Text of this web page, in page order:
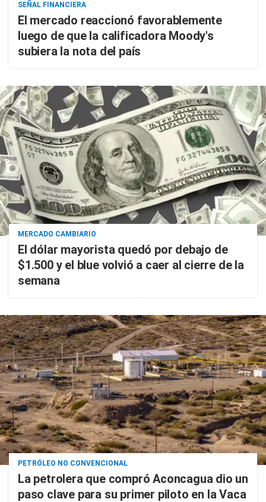
SEÑAL FINANCIERA
El mercado reaccionó favorablemente
luego de que la calificadora Moody's
subiera la nota del país
MERCADO CAMBIARIO
El dólar mayorista quedó por debajo de
$1.500 y el blue volvió a caer al cierre de la
semana
PETRÓLEO NO CONVENCIONAL
La petrolera que compró Aconcagua dio un
paso clave para su primer piloto en la Vaca